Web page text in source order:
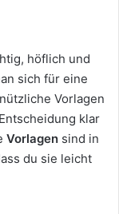
höflich und
sich für eine
Vorlagen
klar
Vorlagen sind in
du sie leicht